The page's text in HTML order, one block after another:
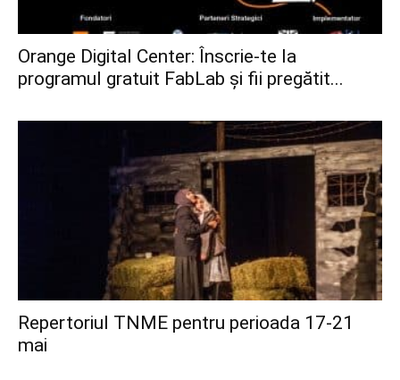
Orange Digital Center: Înscrie-te la
programul gratuit FabLab și fii pregătit...
Repertoriul TNME pentru perioada 17-21
mai